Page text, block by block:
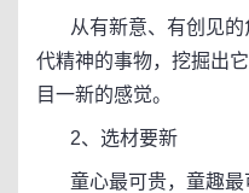
从有新意、有创见的
代精神的事物，挖掘出
目一新的感觉。
2、选材要新
童心最可贵，童趣最